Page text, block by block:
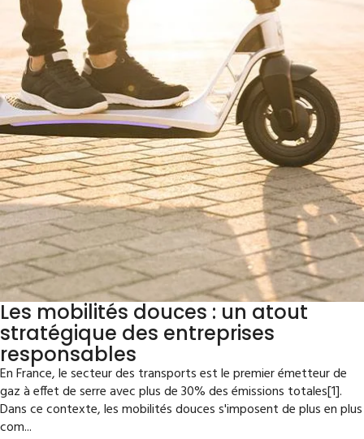
Les mobilités douces : un atout
stratégique des entreprises
responsables
En France, le secteur des transports est le premier émetteur de
gaz à effet de serre avec plus de 30% des émissions totales[1].
Dans ce contexte, les mobilités douces s'imposent de plus en plus
com...